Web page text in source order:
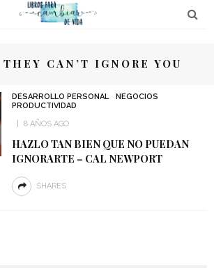
CAN’T IGNORE YOU
DESARROLLO PERSONAL
NEGOCIOS
PRODUCTIVIDAD
8 AÑOS AGO
HAZLO TAN BIEN QUE NO PUEDAN
IGNORARTE – CAL NEWPORT
SHARES